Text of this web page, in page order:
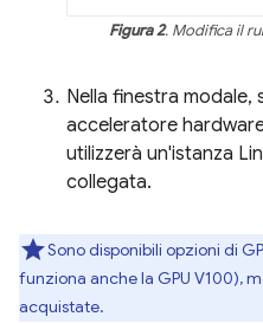
Figura 2. Modifica il
Nella finestra modale,
acceleratore
utilizzerà un'istanza
collegata.
Sono disponibili opzioni di
funziona anche la GPU V100),
acquistate.